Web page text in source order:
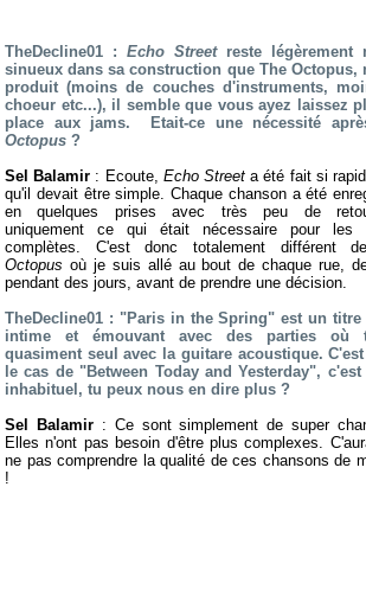
TheDecline01 : Echo Streetreste légèrement
sinueux dans sa construction que The Octopus,
produit (moins de couches d'instruments,
choeur etc...), il semble que vous ayez laissez
place aux jams. Etait-ce une nécessité
Octopus ?
Sel Balamir : Ecoute, Echo Street a été fait si
qu'il devait être simple. Chaque chanson a été
en quelques prises avec très peu de
uniquement ce qui était nécessaire pour les
complètes. C'est donc totalement différent
Octopus où je suis allé au bout de chaque rue,
pendant des jours, avant de prendre une décision.
TheDecline01 : "Paris in the Spring" est un titre
intime et émouvant avec des parties où
quasiment seul avec la guitare acoustique.
le cas de "Between Today and Yesterday", c'est
inhabituel, tu peux nous en dire plus ?
Sel Balamir: Ce sont simplement de super
Elles n'ont pas besoin d'être plus complexes.
ne pas comprendre la qualité de ces chansons de
!